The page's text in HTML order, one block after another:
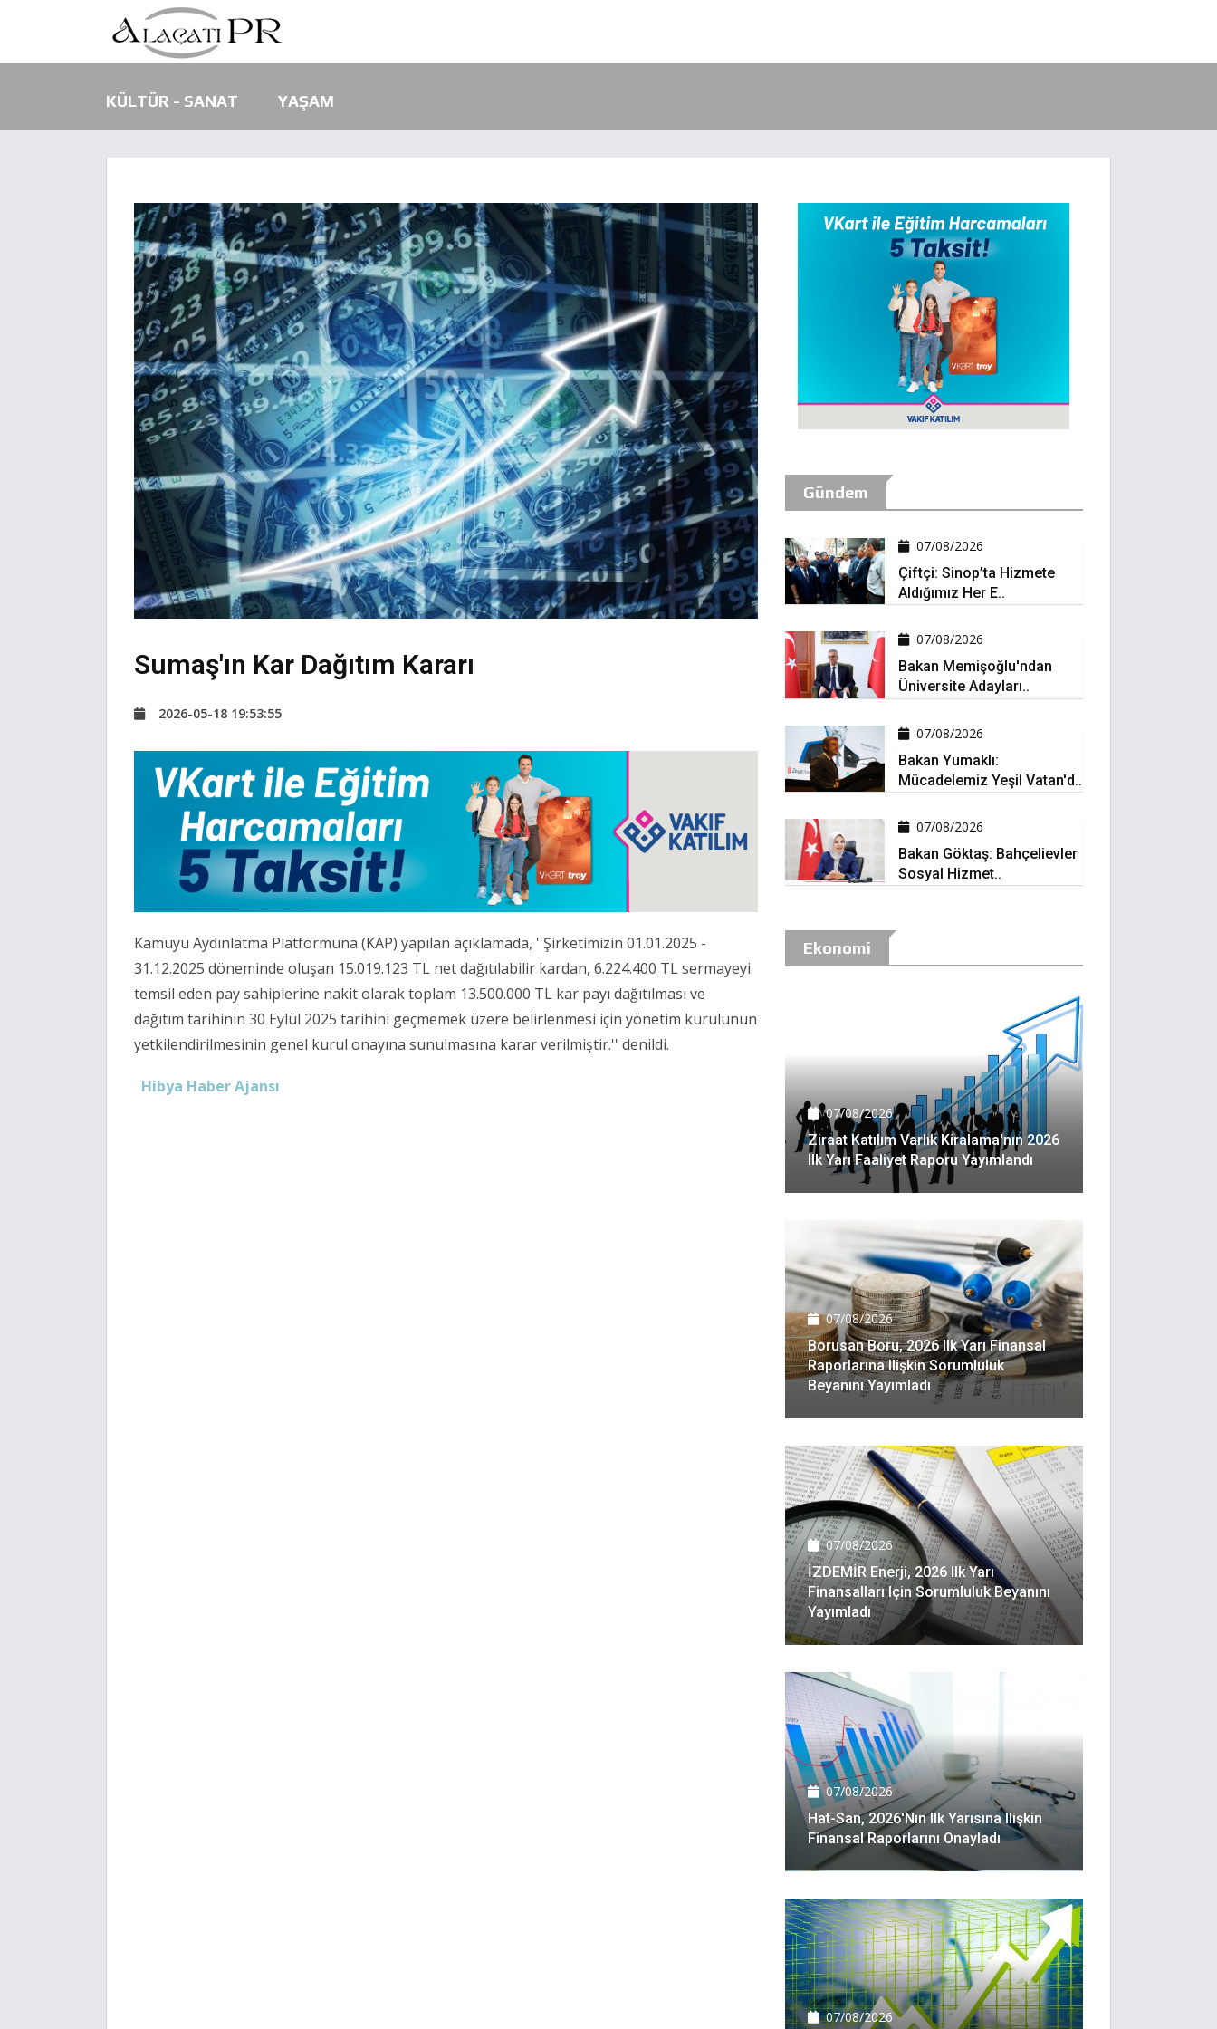
KÜLTÜR - SANAT YAŞAM
Sumaş'ın Kar Dağıtım Kararı
2026-05-18 19:53:55
Kamuyu Aydınlatma Platformuna (KAP) yapılan açıklamada, ''Şirketimizin 01.01.2025 -
31.12.2025 döneminde oluşan 15.019.123 TL net dağıtılabilir kardan, 6.224.400 TL sermayeyi
temsil eden pay sahiplerine nakit olarak toplam 13.500.000 TL kar payı dağıtılması ve
dağıtım tarihinin 30 Eylül 2025 tarihini geçmemek üzere belirlenmesi için yönetim kurulunun
yetkilendirilmesinin genel kurul onayına sunulmasına karar verilmiştir.'' denildi.
Hibya Haber Ajansı
Gündem
07/08/2026
Çiftçi: Sinop’ta Hizmete
Aldığımız Her E..
07/08/2026
Bakan Memişoğlu'ndan
Üniversite Adayları..
07/08/2026
Bakan Yumaklı:
Mücadelemiz Yeşil Vatan'd..
07/08/2026
Bakan Göktaş: Bahçelievler
Sosyal Hizmet..
Ekonomi
07/08/2026
Ziraat Katılım Varlık Kiralama'nın 2026
Ilk Yarı Faaliyet Raporu Yayımlandı
07/08/2026
Borusan Boru, 2026 Ilk Yarı Finansal
Raporlarına Ilişkin Sorumluluk
Beyanını Yayımladı
07/08/2026
İZDEMİR Enerji, 2026 Ilk Yarı
Finansalları Için Sorumluluk Beyanını
Yayımladı
07/08/2026
Hat-San, 2026'nın Ilk Yarısına Ilişkin
Finansal Raporlarını Onayladı
07/08/2026